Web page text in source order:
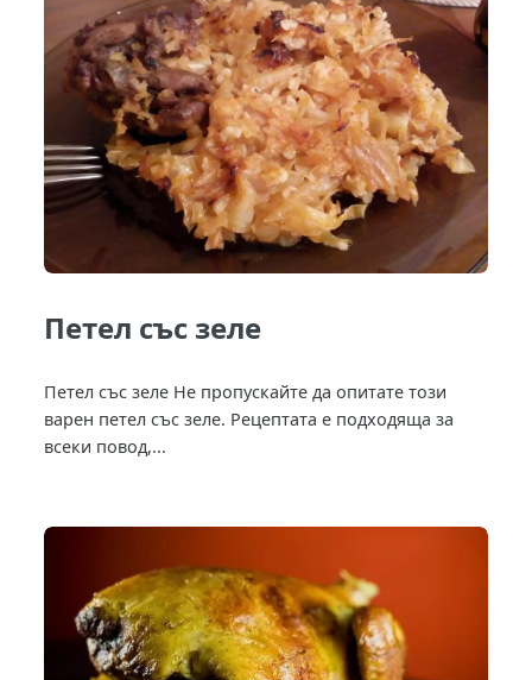
Петел със зеле
Петел със зеле Не пропускайте да опитате този
варен петел със зеле. Рецептата е подходяща за
всеки повод,...